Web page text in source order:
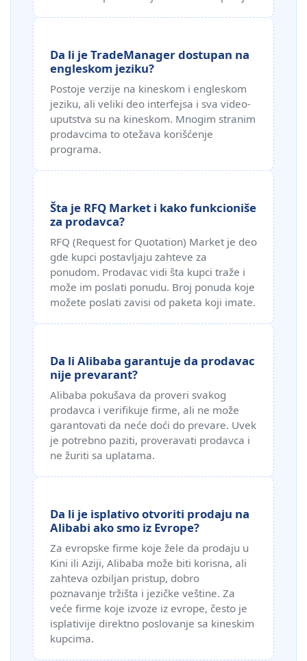
Da li je TradeManager dostupan na
engleskom jeziku?
Postoje verzije na kineskom i engleskom
jeziku, ali veliki deo interfejsa i sva video-
uputstva su na kineskom. Mnogim stranim
prodavcima to otežava korišćenje
programa.
Šta je RFQ Market i kako funkcioniše
za prodavca?
RFQ (Request for Quotation) Market je deo
gde kupci postavljaju zahteve za
ponudom. Prodavac vidi šta kupci traže i
može im poslati ponudu. Broj ponuda koje
možete poslati zavisi od paketa koji imate.
Da li Alibaba garantuje da prodavac
nije prevarant?
Alibaba pokušava da proveri svakog
prodavca i verifikuje firme, ali ne može
garantovati da neće doći do prevare. Uvek
je potrebno paziti, proveravati prodavca i
ne žuriti sa uplatama.
Da li je isplativo otvoriti prodaju na
Alibabi ako smo iz Evrope?
Za evropske firme koje žele da prodaju u
Kini ili Aziji, Alibaba može biti korisna, ali
zahteva ozbiljan pristup, dobro
poznavanje tržišta i jezičke veštine. Za
veće firme koje izvoze iz evrope, često je
isplativije direktno poslovanje sa kineskim
kupcima.